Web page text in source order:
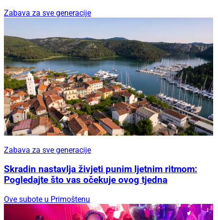
Zabava za sve generacije
Zabava za sve generacije
Skradin nastavlja živjeti punim ljetnim ritmom:
Pogledajte što vas očekuje ovog tjedna
Ove subote u Primoštenu